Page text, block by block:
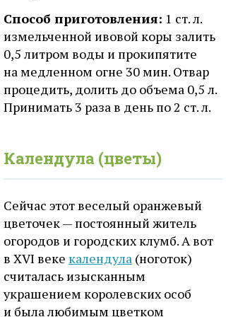
Способ приготовления: 1 ст. л.
измельченной ивовой коры залить
0,5 литром воды и прокипятите
на медленном огне 30 мин. Отвар
процедить, долить до объема 0,5 л.
Принимать 3 раза в день по 2 ст. л.
Календула (цветы)
Сейчас этот веселый оранжевый
цветочек — постоянный житель
огородов и городских клумб. А вот
в XVI веке календула (ноготок)
считалась изысканным
украшением королевских особ
и была любимым цветком